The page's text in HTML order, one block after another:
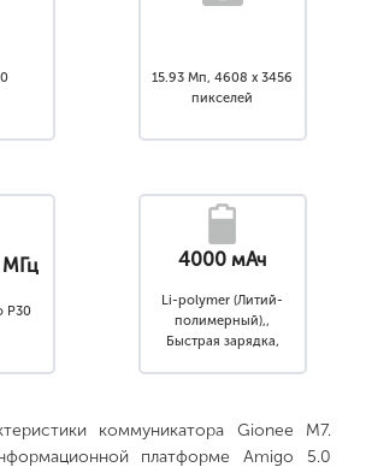
15.93 Мп, 4608 x 3456
пикселей
МГц
P30
4000 мАч
Li-polymer (Литий-
полимерный),,
Быстрая зарядка,
коммуникатора Gionee M7.
платформе Amigo 5.0